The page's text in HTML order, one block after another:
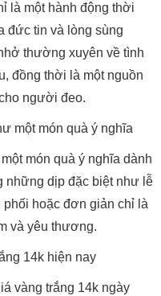
là một hành động thời
đức tin và lòng sùng
thường xuyên về tình
đồng thời là một nguồn
người đeo.
một món quà ý nghĩa
món quà ý nghĩa dành
những dịp đặc biệt như lễ
hoặc đơn giản chỉ là
và yêu thương.
14k hiện nay
vàng trắng 14k ngày